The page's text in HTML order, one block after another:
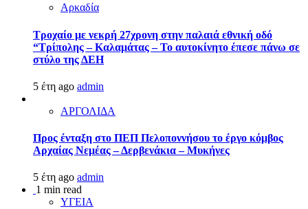
Αρκαδία
Τροχαίο με νεκρή 27χρονη στην παλαιά εθνική οδό
“Τρίπολης – Καλαμάτας – Το αυτοκίνητο έπεσε πάνω σε
στύλο της ΔΕΗ
5 έτη ago admin
ΑΡΓΟΛΙΔΑ
Προς ένταξη στο ΠΕΠ Πελοποννήσου το έργο κόμβος
Αρχαίας Νεμέας – Δερβενάκια – Μυκήνες
5 έτη ago admin
1 min read
ΥΓΕΙΑ